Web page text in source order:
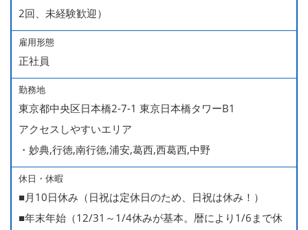
2回、未経験歓迎）
雇用形態
正社員
勤務地
東京都中央区日本橋2-7-1 東京日本橋タワーB1
アクセスしやすいエリア
・妙典,行徳,南行徳,浦安,葛西,西葛西,中野
休日・休暇
■月10日休み（日祝は定休日のため、日祝は休み！）
■年末年始（12/31～1/4休みが基本。暦により1/6まで休